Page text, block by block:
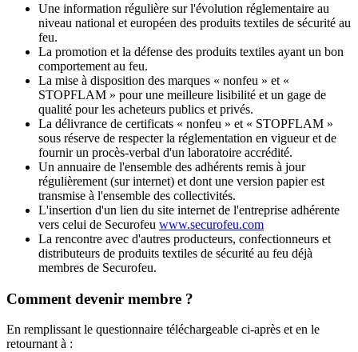
Une information régulière sur l'évolution réglementaire au
niveau national et européen des produits textiles de sécurité au
feu.
La promotion et la défense des produits textiles ayant un bon
comportement au feu.
La mise à disposition des marques « nonfeu » et «
STOPFLAM » pour une meilleure lisibilité et un gage de
qualité pour les acheteurs publics et privés.
La délivrance de certificats « nonfeu » et « STOPFLAM »
sous réserve de respecter la réglementation en vigueur et de
fournir un procès-verbal d'un laboratoire accrédité.
Un annuaire de l'ensemble des adhérents remis à jour
régulièrement (sur internet) et dont une version papier est
transmise à l'ensemble des collectivités.
L'insertion d'un lien du site internet de l'entreprise adhérente
vers celui de Securofeu www.securofeu.com
La rencontre avec d'autres producteurs, confectionneurs et
distributeurs de produits textiles de sécurité au feu déjà
membres de Securofeu.
Comment devenir membre ?
En remplissant le questionnaire téléchargeable ci-après et en le
retournant à :